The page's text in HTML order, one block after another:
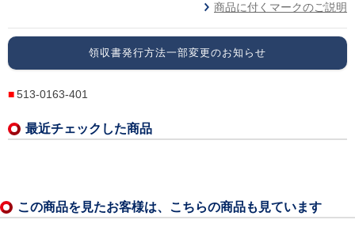
商品に付くマークのご説明
領収書発行方法一部変更のお知らせ
513-0163-401
最近チェックした商品
この商品を見たお客様は、こちらの商品も見ています